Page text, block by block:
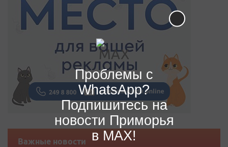
Важные новости
Проблемы с
WhatsApp?
Подпишитесь на
новости Приморья
в MAX!